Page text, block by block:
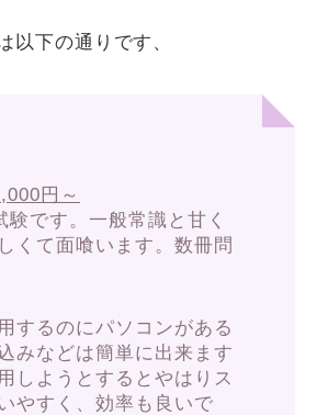
以下の通りです、
円～
です。一般常識と甘く
くて面喰います。数冊問
するのにパソコンがある
みなどは簡単に出来ます
しようとするとやはりス
やすく、効率も良いで